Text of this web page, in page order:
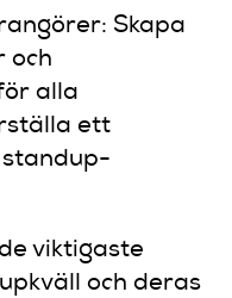
Skapa
och
alla
ett
viktigaste
och deras